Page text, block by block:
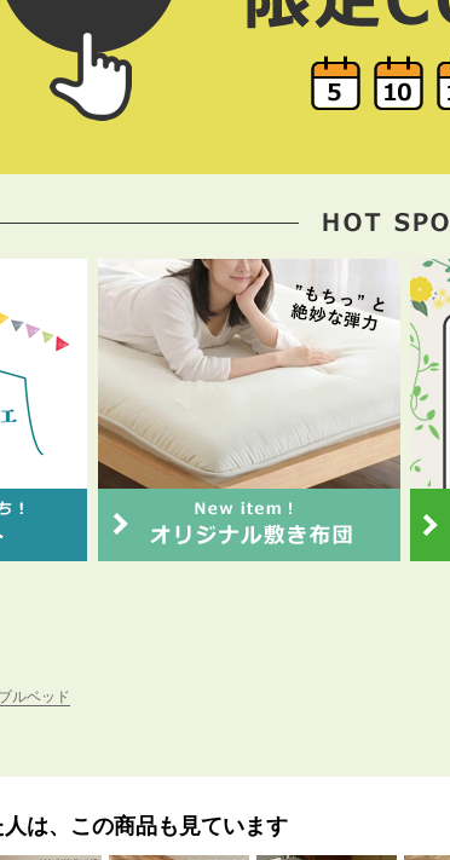
ルベッド
は、この商品も見ています